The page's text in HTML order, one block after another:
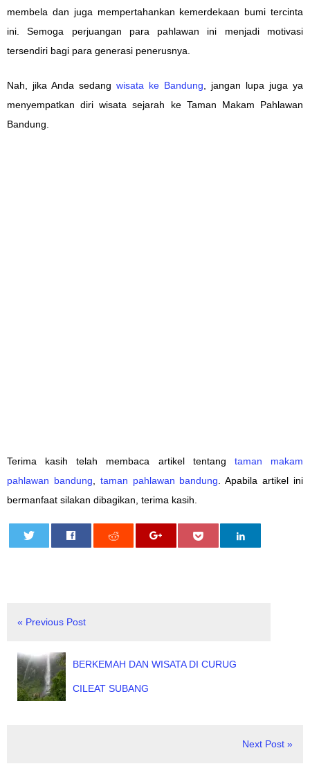
membela dan juga mempertahankan kemerdekaan bumi tercinta
ini. Semoga perjuangan para pahlawan ini menjadi motivasi
tersendiri bagi para generasi penerusnya.
Nah, jika Anda sedang wisata ke Bandung , jangan lupa juga ya
menyempatkan diri wisata sejarah ke Taman Makam Pahlawan
Bandung.
Terima kasih telah membaca artikel tentang taman makam
pahlawan bandung
taman pahlawan bandung . Apabila artikel ini
bermanfaat silakan dibagikan, terima kasih.
« Previous Post
BERKEMAH DAN WISATA DI CURUG
CILEAT SUBANG
Next Post »